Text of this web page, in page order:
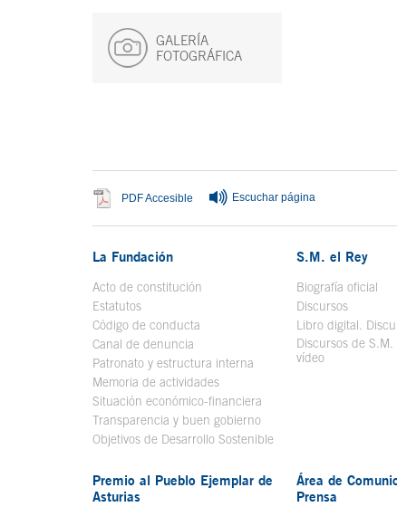
GALERÍA
FOTOGRÁFICA
PDF Accesible Se abre en ventana nueva
Escuchar página
La Fundación
Acto de constitución
Estatutos
Código de conducta
Canal de denuncia
Patronato y estructura interna
Memoria de actividades
Situación económico-financiera
Transparencia y buen gobierno
Objetivos de Desarrollo Sostenible
S.M. el Rey
Biografía oficial
Discursos
Libro digital.
Discursos de S.M.
vídeoSe abre en
Premio al Pueblo Ejemplar de
Asturias
Área de
Prensa